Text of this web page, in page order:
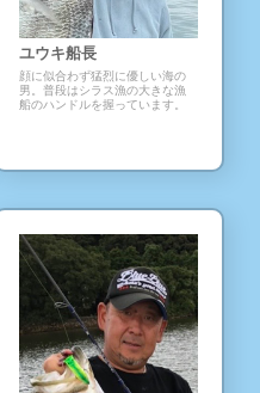
ユウキ船長
顔に似合わず猛烈に優しい海の
男。普段はシラス漁の大きな漁
船のハンドルを握っています。